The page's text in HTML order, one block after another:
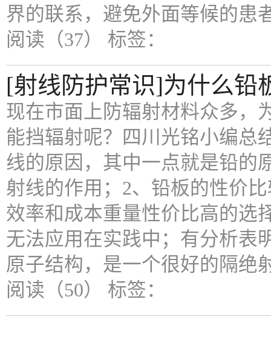
界的联系，避免外面等候的患
阅读（37） 标签：
[射线防护常识]为什么铅
现在市面上防辐射材料众多，
能挡辐射呢？四川光铭小编总
线的原因，其中一点就是铅的
射线的作用；2、铅板的性价
效率和成本重量性价比高的选
无法应用在实践中；有分析表
原子结构，是一个很好的隔绝
阅读（50） 标签：